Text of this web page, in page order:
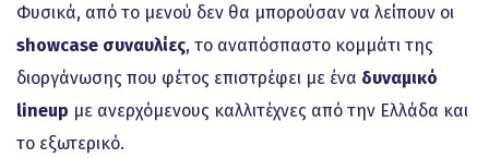
Φυσικά, από το μενού δεν θα μπορούσαν να λείπουν οι
showcase συναυλίες, το αναπόσπαστο κομμάτι της
διοργάνωσης που φέτος επιστρέφει με ένα δυναμικό
lineup με ανερχόμενους καλλιτέχνες από την Ελλάδα και
το εξωτερικό.